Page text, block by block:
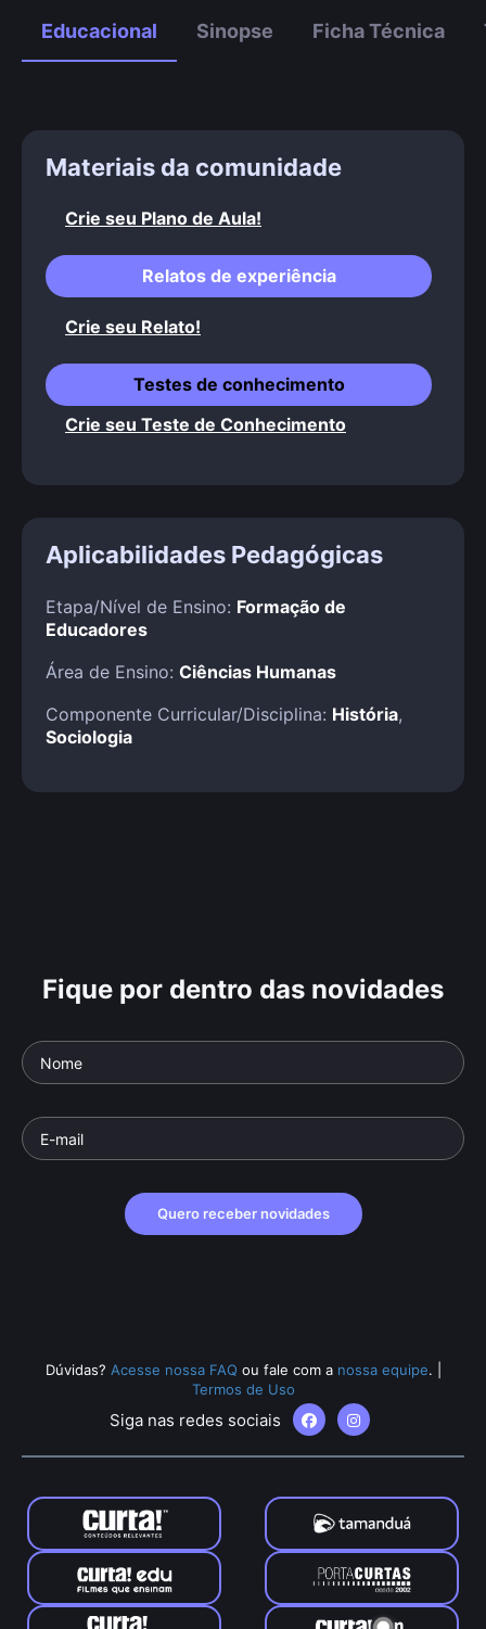
Educacional Sinopse Ficha Técnica
Materiais da comunidade
Crie seu Plano de Aula!
Relatos de experiência
Crie seu Relato!
Testes de conhecimento
Crie seu Teste de Conhecimento
Aplicabilidades Pedagógicas
Etapa/Nível de Ensino: Formação de
Educadores
Área de Ensino: Ciências Humanas
Componente Curricular/Disciplina: História,
Sociologia
Fique por dentro das novidades
Quero receber novidades
Dúvidas? Acesse nossa FAQ ou fale com a nossa equipe.
Termos de Uso
Siga nas redes sociais